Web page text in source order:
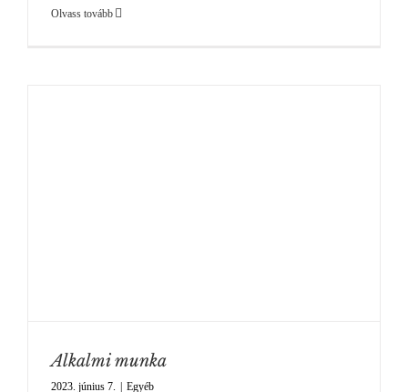
Olvass tovább
Alkalmi munka
2023. június 7. | Egyéb